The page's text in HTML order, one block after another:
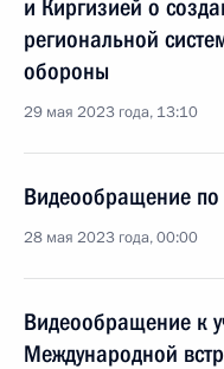
и Киргизией о
региональной
обороны
29 мая 2023 года, 13:10
Видеообращение
28 мая 2023 года, 00:00
Видеообращение к
Международной